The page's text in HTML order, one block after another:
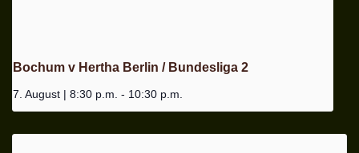
Bochum v Hertha Berlin / Bundesliga 2
7. August | 8:30 p.m. - 10:30 p.m.